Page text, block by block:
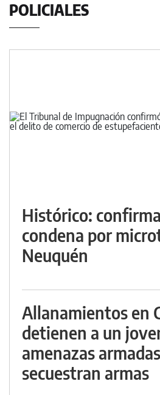
POLICIALES
Histórico:
condena por
Neuquén
Allanamientos en
detienen a un
amenazas
secuestran armas